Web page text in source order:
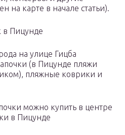
на карте в начале статьи).
в Пицунде
на улице Гицба
(в Пицунде пляжи
пляжные коврики и
можно купить в центре
в Пицунде